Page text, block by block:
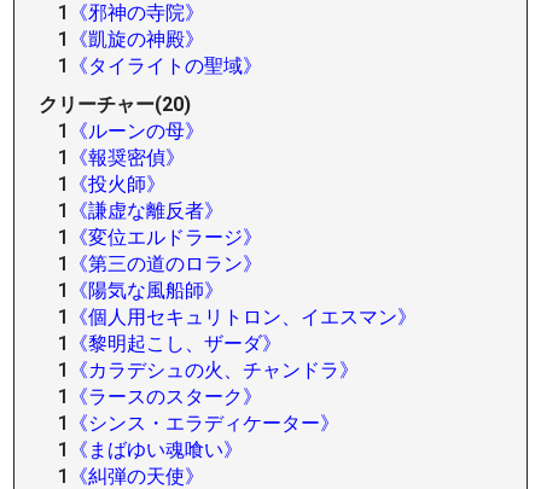
1
《邪神の寺院》
1
《凱旋の神殿》
1
《タイライトの聖域》
クリーチャー(20)
1
《ルーンの母》
1
《報奨密偵》
1
《投火師》
1
《謙虚な離反者》
1
《変位エルドラージ》
1
《第三の道のロラン》
1
《陽気な風船師》
1
《個人用セキュリトロン、イエスマン》
1
《黎明起こし、ザーダ》
1
《カラデシュの火、チャンドラ》
1
《ラースのスターク》
1
《シンス・エラディケーター》
1
《まばゆい魂喰い》
1
《糾弾の天使》